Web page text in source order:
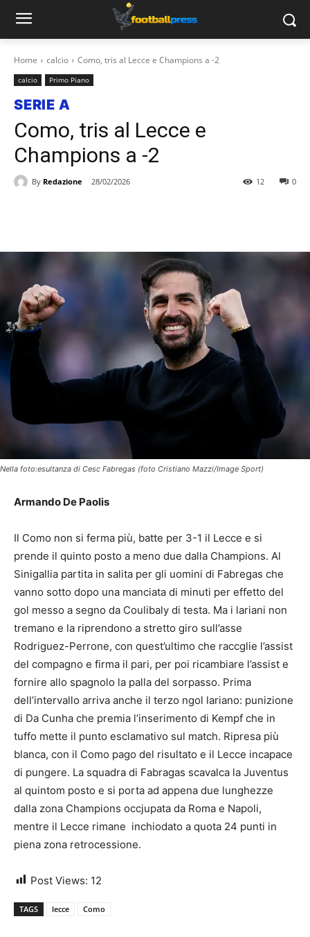
Home calcio Como, tris al Lecce e Champions a -2
calcio Primo Piano
SERIE A
Como, tris al Lecce e
Champions a -2
By Redazione 28/02/2026 0
12
Nella foto:esultanza di Cesc Fabregas (foto Cristiano Mazzi/Image Sport)
Armando De Paolis
Il Como non si ferma più, batte per 3-1 il Lecce e si
prende il quinto posto a meno due dalla Champions. Al
Sinigallia partita in salita per gli uomini di Fabregas che
vanno sotto dopo una manciata di minuti per effetto del
gol messo a segno da Coulibaly di testa. Ma i lariani non
tremano e la riprendono a stretto giro sull’asse
Rodriguez-Perrone, con quest’ultimo che raccglie l’assist
del compagno e firma il pari, per poi ricambiare l’assist e
fornire allo spagnolo la palla del sorpasso. Prima
dell’intervallo arriva anche il terzo ngol lariano: punizione
di Da Cunha che premia l’inserimento di Kempf che in
tuffo mette il punto esclamativo sul match. Ripresa più
blanca, con il Como pago del risultato e il Lecce incapace
di pungere. La squadra di Fabragas scavalca la Juventus
al quintom posto e si porta ad appena due lunghezze
dalla zona Champions occjupata da Roma e Napoli,
mentre il Lecce rimane inchiodato a quota 24 punti in
piena zona retrocessione.
Post Views: 12
TAGS lecce Como